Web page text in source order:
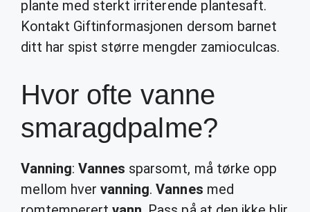
plante med sterkt irriterende plantesaft.
Kontakt Giftinformasjonen dersom barnet
ditt har spist større mengder zamioculcas.
Hvor ofte vanne
smaragdpalme?
Vanning:Vannes sparsomt, må tørke opp
mellom hvervanning.Vannes med